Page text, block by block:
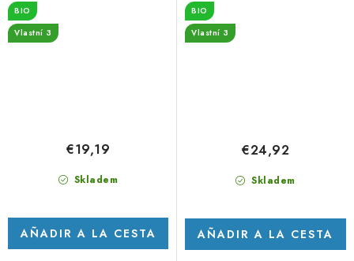
BIO
Vlastní 3
Skladem
€19,19
AÑADIR A LA CESTA
BIO
Vlastní 3
Skladem
€24,92
AÑADIR A LA CESTA